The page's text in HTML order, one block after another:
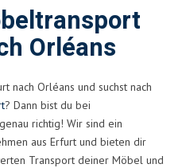
Orléans
nach Orléans und suchst nach
? Dann bist du bei
richtig! Wir sind ein
aus Erfurt und bieten dir
Transport deiner Möbel und